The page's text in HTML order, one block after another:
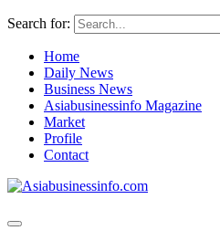
Search for:
Home
Daily News
Business News
Asiabusinessinfo Magazine
Market
Profile
Contact